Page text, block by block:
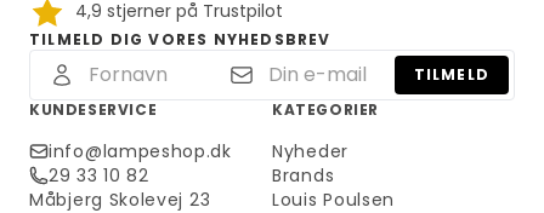
4,9 stjerner på Trustpilot
TILMELD DIG VORES NYHEDSBREV
TILMELD
KUNDESERVICE
info@lampeshop.dk
29 33 10 82
Måbjerg Skolevej 23
KATEGORIER
Nyheder
Brands
Louis Poulsen